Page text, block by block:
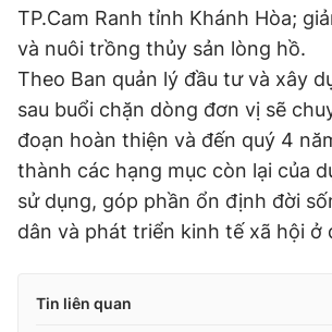
TP.Cam Ranh tỉnh Khánh Hòa;
và nuôi trồng thủy sản lòng hồ.
Theo Ban quản lý đầu tư và xây
sau buổi chặn dòng đơn vị sẽ
đoạn hoàn thiện và đến quý 4
thành các hạng mục còn lại của
sử dụng, góp phần ổn định đời
dân và phát triển kinh tế xã hội ở
Tin liên quan